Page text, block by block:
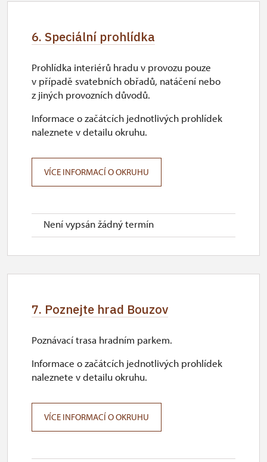
6. Speciální prohlídka
Není vypsán žádný termín
Prohlídka interiérů hradu v provozu pouze
v případě svatebních obřadů, natáčení nebo
z jiných provozních důvodů.
Informace o začátcích jednotlivých prohlídek
naleznete v detailu okruhu.
VÍCE INFORMACÍ O OKRUHU
7. Poznejte hrad Bouzov
Poznávací trasa hradním parkem.
Informace o začátcích jednotlivých prohlídek
naleznete v detailu okruhu.
VÍCE INFORMACÍ O OKRUHU